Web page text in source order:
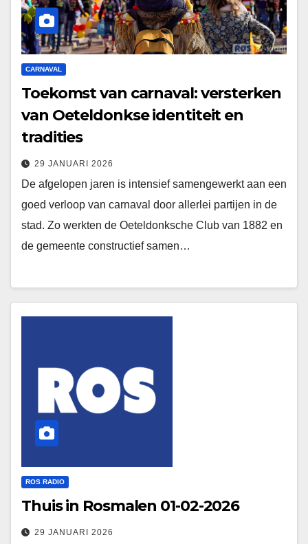
CARNAVAL
Toekomst van carnaval: versterken
van Oeteldonkse identiteit en
tradities
29 JANUARI 2026
De afgelopen jaren is intensief samengewerkt aan een
goed verloop van carnaval door allerlei partijen in de
stad. Zo werkten de Oeteldonksche Club van 1882 en
de gemeente constructief samen…
ROS RADIO
Thuis in Rosmalen 01-02-2026
29 JANUARI 2026